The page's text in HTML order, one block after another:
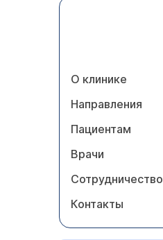
О клинике
Направления
Пациентам
Врачи
Сотрудничество
Контакты